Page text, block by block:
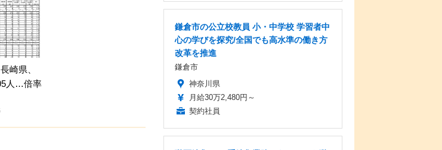
崎県、
人…倍率
鎌倉市の公立校教員 小・中学校 学習者中
心の学びを探究/全国でも高水準の働き方
改革を推進
鎌倉市
神奈川県
月給30万2,480円～
契約社員